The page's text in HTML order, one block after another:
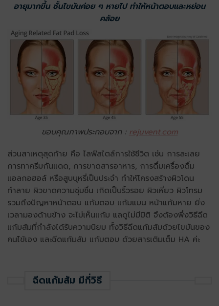
อายุมากขึ้น ชั้นไขมันค่อย ๆ หายไป ทำให้หน้าตอบและหย่อน
คล้อย
ขอบคุณภาพประกอบจาก : rejuvent.com
ส่วนสาเหตุสุดท้าย คือ ไลฟ์สไตล์การใช้ชีวิต เช่น การละเลย
การทาครีมกันแดด, การขาดสารอาหาร, การดื่มเครื่องดื่ม
แอลกอฮอล์ หรือสูบบุหรี่เป็นประจำ ทำให้โครงสร้างผิวโดน
ทำลาย ผิวขาดความชุ่มชื่น เกิดเป็นริ้วรอย ผิวเหี่ยว ผิวโทรม
รวมถึงปัญหาหน้าตอบ แก้มตอบ แก้มแบน หน้าแก้มหาย ยิ่ง
เวลามองด้านข้าง จะไม่เห็นแก้ม แลดูไม่มีมิติ จึงต้องพึ่งวิธีฉีด
แก้มส้มที่กำลังได้รับความนิยม ทั้งวิธีฉีดแก้มส้มด้วยไขมันของ
คนไข้เอง และฉีดแก้มส้ม แก้มตอบ ด้วยสารเติมเต็ม HA ค่ะ
ฉีดแก้มส้ม มีกี่วิธี